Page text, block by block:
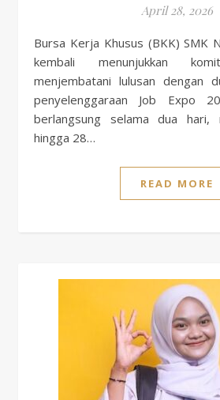
April 28, 2026
Bursa Kerja Khusus (BKK) SMK Negeri 1 Kalijambe
kembali menunjukkan
menjembatani lulusan dengan
penyelenggaraan Job Expo
berlangsung selama dua hari,
hingga 28…
READ MORE